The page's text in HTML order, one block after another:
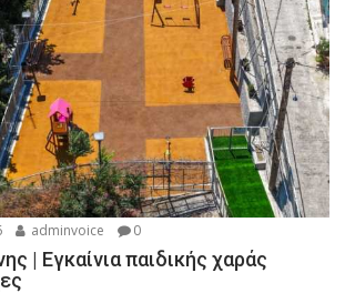
adminvoice 0
| Εγκαίνια παιδικής χαράς